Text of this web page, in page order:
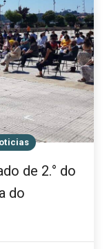
de 2.° do
do